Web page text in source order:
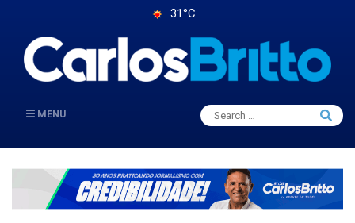
31°C
MENU
Search
for:
Search